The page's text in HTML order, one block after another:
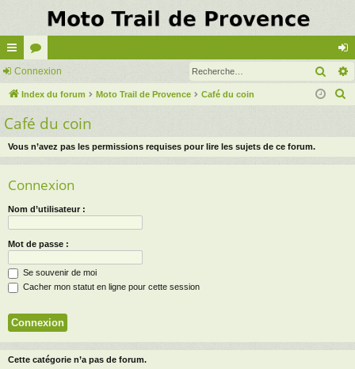
cc
ès
ra
pi
de
or
u
m
s
on
ne
Connexion
Index du forum Moto Trail de Provence Café du coin
e
Café du coin
Vous n’avez pas les permissions requises pour lire les sujets de ce forum.
Connexion
Nom d’utilisateur :
Mot de passe :
Se souvenir de moi
Cacher mon statut en ligne pour cette session
Cette catégorie n’a pas de forum.